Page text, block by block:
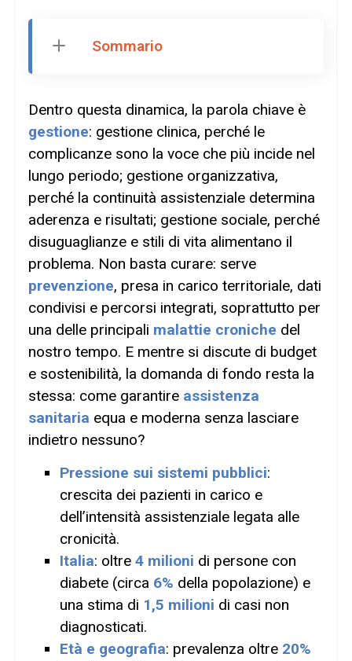
Sommario
Dentro questa dinamica, la parola chiave è
gestione: gestione clinica, perché le
complicanze sono la voce che più incide nel
lungo periodo; gestione organizzativa,
perché la continuità assistenziale determina
aderenza e risultati; gestione sociale, perché
disuguaglianze e stili di vita alimentano il
problema. Non basta curare: serve
prevenzione, presa in carico territoriale, dati
condivisi e percorsi integrati, soprattutto per
una delle principali malattie croniche del
nostro tempo. E mentre si discute di budget
e sostenibilità, la domanda di fondo resta la
stessa: come garantire assistenza
sanitaria equa e moderna senza lasciare
indietro nessuno?
Pressione sui sistemi pubblici:
crescita dei pazienti in carico e
dell’intensità assistenziale legata alle
cronicità.
Italia: oltre 4 milioni di persone con
diabete (circa 6% della popolazione) e
una stima di 1,5 milioni di casi non
diagnosticati.
Età e geografia: prevalenza oltre 20%